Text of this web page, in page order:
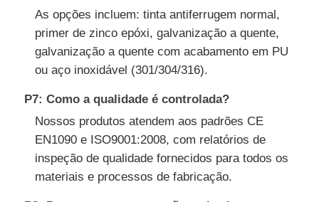
As opções incluem: tinta antiferrugem normal,
primer de zinco epóxi, galvanização a quente,
galvanização a quente com acabamento em PU
ou aço inoxidável (301/304/316).
P7: Como a qualidade é controlada?
Nossos produtos atendem aos padrões CE
EN1090 e ISO9001:2008, com relatórios de
inspeção de qualidade fornecidos para todos os
materiais e processos de fabricação.